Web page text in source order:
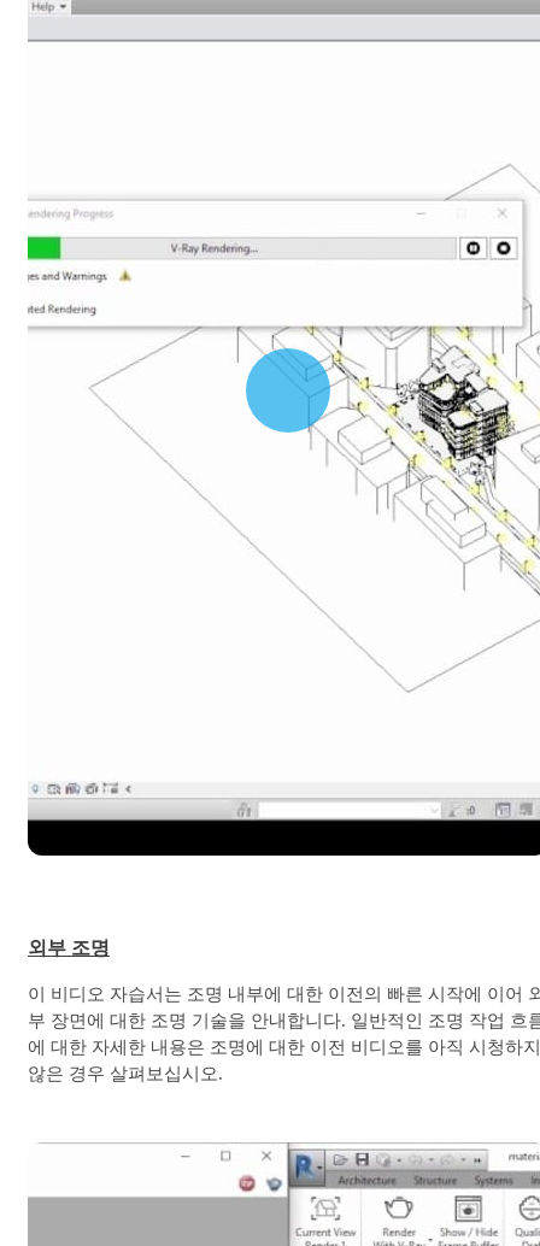
외부 조명
이 비디오 자습서는 조명 내부에 대한 이전의 빠른 시작에 이어
부 장면에 대한 조명 기술을 안내합니다. 일반적인 조명 작업 흐
에 대한 자세한 내용은 조명에 대한 이전 비디오를 아직 시청하지
않은 경우 살펴보십시오.